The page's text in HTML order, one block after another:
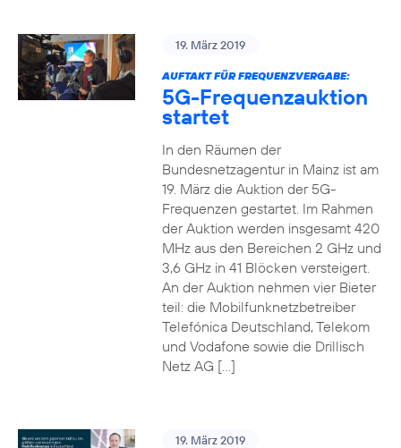
19. März 2019
AUFTAKT FÜR FREQUENZVERGABE:
5G-Frequenzauktion
startet
In den Räumen der
Bundesnetzagentur in Mainz ist am
19. März die Auktion der 5G-
Frequenzen gestartet. Im Rahmen
der Auktion werden insgesamt 420
MHz aus den Bereichen 2 GHz und
3,6 GHz in 41 Blöcken versteigert.
An der Auktion nehmen vier Bieter
teil: die Mobilfunknetzbetreiber
Telefónica Deutschland, Telekom
und Vodafone sowie die Drillisch
Netz AG […]
19. März 2019